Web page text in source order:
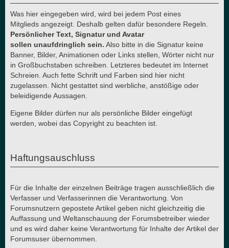
Was hier eingegeben wird, wird bei jedem Post eines
Mitglieds angezeigt. Deshalb gelten dafür besondere Regeln.
Persönlicher Text, Signatur und Avatar
sollen unaufdringlich sein. Also bitte in die Signatur keine
Banner, Bilder, Animationen oder Links stellen, Wörter nicht nur
in Großbuchstaben schreiben. Letzteres bedeutet im Internet
Schreien. Auch fette Schrift und Farben sind hier nicht
zugelassen. Nicht gestattet sind werbliche, anstößige oder
beleidigende Aussagen.
Eigene Bilder dürfen nur als persönliche Bilder eingefügt
werden, wobei das Copyright zu beachten ist.
Haftungsauschluss
Für die Inhalte der einzelnen Beiträge tragen ausschließlich die
Verfasser und Verfasserinnen die Verantwortung. Von
Forumsnutzern gepostete Artikel geben nicht gleichzeitig die
Auffassung und Weltanschauung der Forumsbetreiber wieder
und es wird daher keine Verantwortung für Inhalte der Artikel der
Forumsuser übernommen.